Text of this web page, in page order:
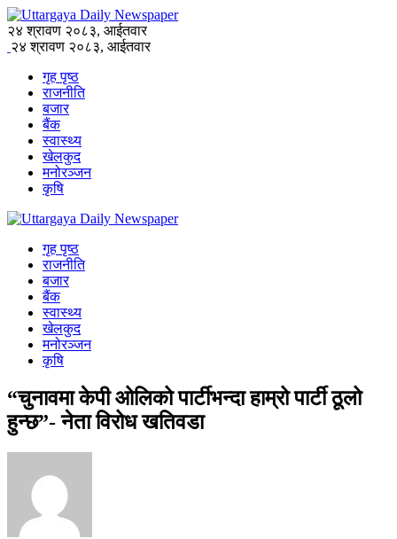
२४ श्रावण २०८३, आईतवार
२४ श्रावण २०८३, आईतवार
गृह पृष्ठ
राजनीति
बजार
बैंक
स्वास्थ्य
खेलकुद
मनोरञ्जन
कृषि
गृह पृष्ठ
राजनीति
बजार
बैंक
स्वास्थ्य
खेलकुद
मनोरञ्जन
कृषि
“चुनावमा केपी ओलिको पार्टीभन्दा हाम्रो पार्टी ठूलो
हुन्छ”- नेता विरोध खतिवडा